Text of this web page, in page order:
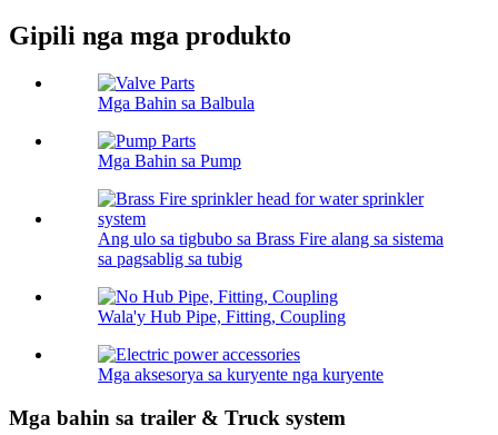
Gipili nga mga produkto
Mga Bahin sa Balbula
Mga Bahin sa Pump
Ang ulo sa tigbubo sa Brass Fire alang sa sistema
sa pagsablig sa tubig
Wala'y Hub Pipe, Fitting, Coupling
Mga aksesorya sa kuryente nga kuryente
Mga bahin sa trailer & Truck system